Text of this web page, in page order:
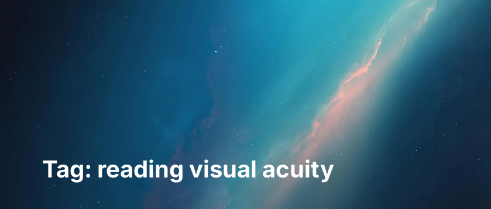
Startseite Für Fachleute Für Patienten Nachrichten
Tag: reading visual acuity